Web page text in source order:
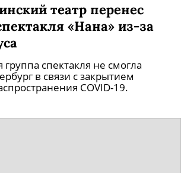
театр перенес
«Нана» из-за
спектакля не смогла
в связи с закрытием
COVID-19.